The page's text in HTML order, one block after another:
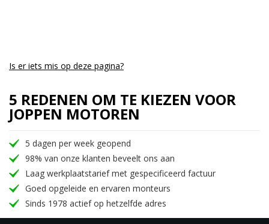
Transmissie: 6-versnellingsbak
Brandstofsysteem: Elektronische brandstofinjectie
Remmen: Dubbele schijf voor, enkele schijf achter,
ABS
Ophanging voor: WP volledig verstelbare upside-
down vork
Ophanging achter: WP monoshock, volledig
verstelbaar
Is er iets mis op deze pagina?
5 REDENEN OM TE KIEZEN VOOR
JOPPEN MOTOREN
5 dagen per week geopend
98% van onze klanten beveelt ons aan
Laag werkplaatstarief met gespecificeerd factuur
Goed opgeleide en ervaren monteurs
Sinds 1978 actief op hetzelfde adres